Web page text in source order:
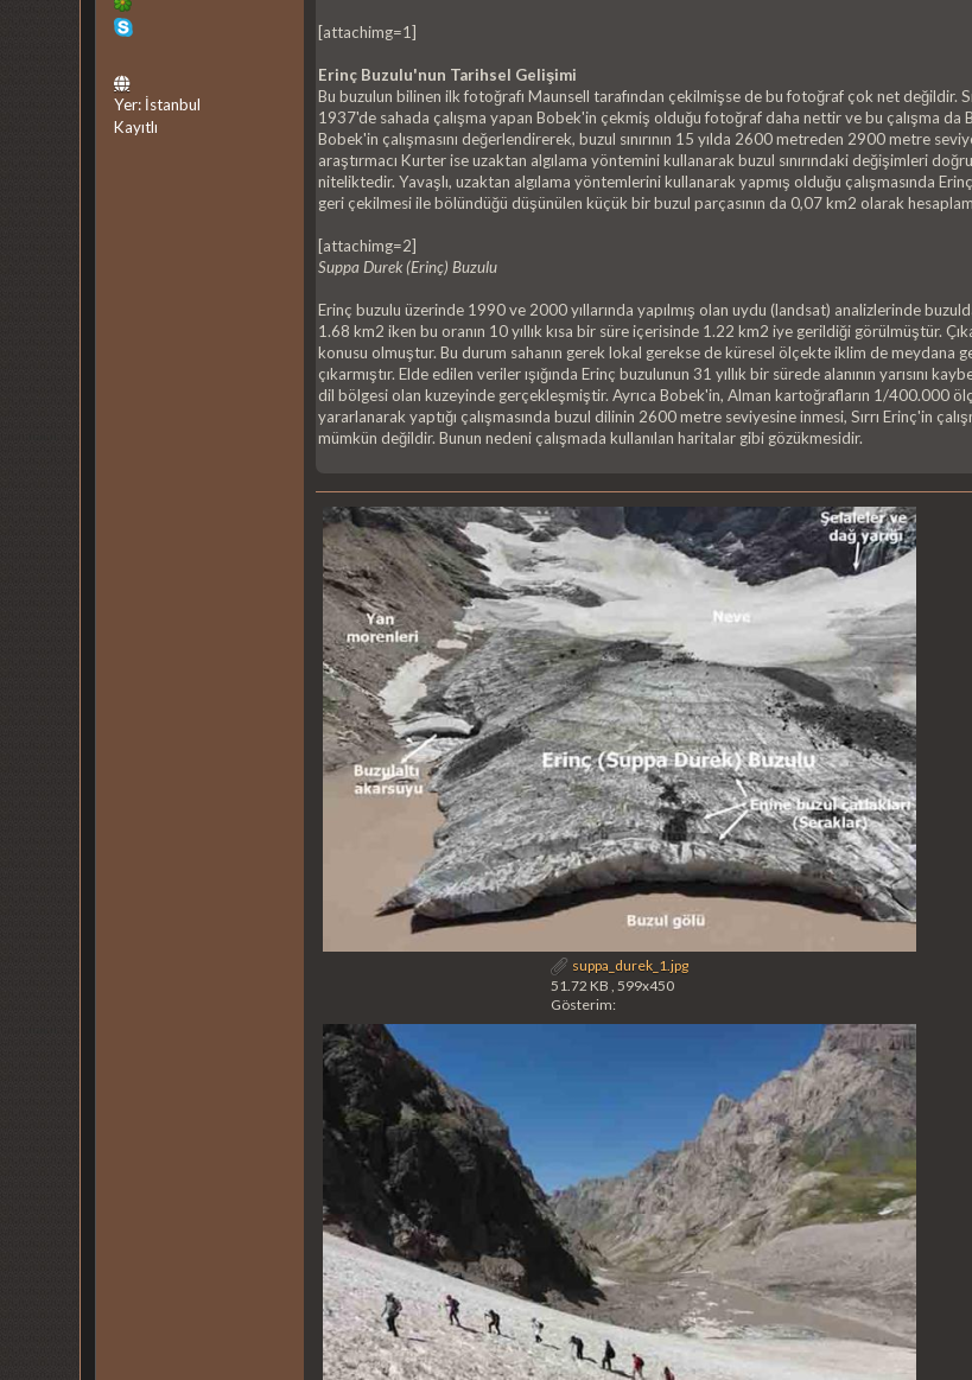
Yer: İstanbul
Kayıtlı
[attachimg=1]
Erinç Buzulu'nun Tarihsel Gelişimi
Bu buzulun bilinen ilk fotoğrafı Maunsell tarafından çekilmişse de bu fotoğraf çok net değildir.
1937'de sahada çalışma yapan Bobek'in çekmiş olduğu fotoğraf daha nettir ve bu çalışma da
Bobek'in çalışmasını değerlendirerek, buzul sınırının 15 yılda 2600 metreden 2900 metre
araştırmacı Kurter ise uzaktan algılama yöntemini kullanarak buzul sınırındaki değişimleri
niteliktedir. Yavaşlı, uzaktan algılama yöntemlerini kullanarak yapmış olduğu çalışmasında
geri çekilmesi ile bölündüğü düşünülen küçük bir buzul parçasının da 0,07 km2 olarak
[attachimg=2]
Suppa Durek (Erinç) Buzulu
Erinç buzulu üzerinde 1990 ve 2000 yıllarında yapılmış olan uydu (landsat) analizlerinde
1.68 km2 iken bu oranın 10 yıllık kısa bir süre içerisinde 1.22 km2 iye gerildiği görülmüştür.
konusu olmuştur. Bu durum sahanın gerek lokal gerekse de küresel ölçekte iklim de meydana
çıkarmıştır. Elde edilen veriler ışığında Erinç buzulunun 31 yıllık bir sürede alanının
dil bölgesi olan kuzeyinde gerçekleşmiştir. Ayrıca Bobek'in, Alman kartoğrafların 1/400.000
yararlanarak yaptığı çalışmasında buzul dilinin 2600 metre seviyesine inmesi, Sırrı Erinç'in
mümkün değildir. Bunun nedeni çalışmada kullanılan haritalar gibi gözükmesidir.
suppa_durek_1.jpg
51.72 KB , 599x450
Gösterim: